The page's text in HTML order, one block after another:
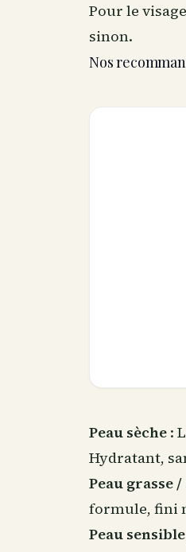
Pour le
sinon.
Nos
Peau sèche :
Hydratant,
Peau grasse
formule, fini
Peau